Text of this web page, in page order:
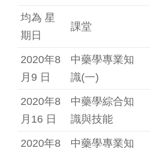
均為 星
期日
課堂
2020年8
月9 日
中藥學專業知
識(一)
2020年8
月16 日
中藥學綜合知
識與技能
2020年8
中藥學專業知